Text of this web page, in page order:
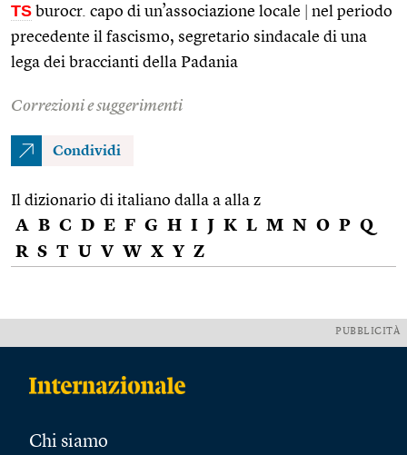
TS burocr. capo di un’associazione locale
nel periodo
precedente il fascismo, segretario sindacale di una
lega dei braccianti della Padania
Correzioni e suggerimenti
Condividi
Il dizionario di italiano dalla a alla z
A B C D E F G H I J K L M N O P Q
R S T U V W X Y Z
PUBBLICITÀ
Chi siamo